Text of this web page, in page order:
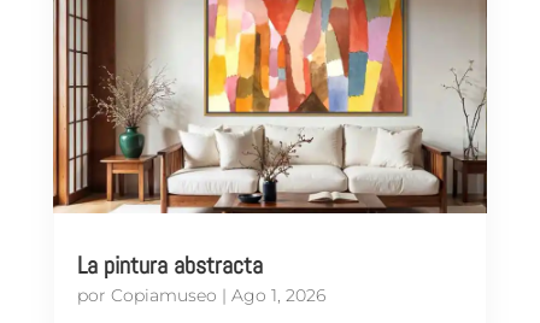
La pintura abstracta
por Copiamuseo | Ago 1, 2026